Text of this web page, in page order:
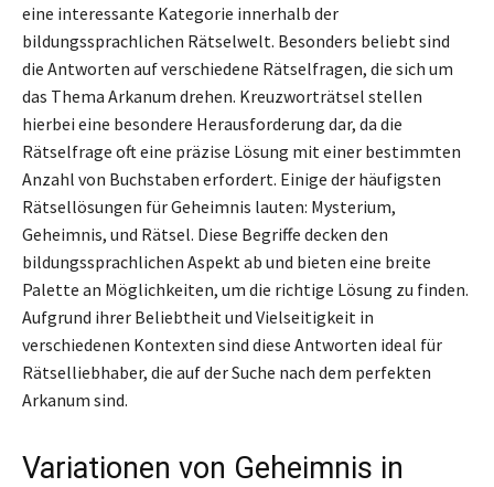
eine interessante Kategorie innerhalb der
bildungssprachlichen Rätselwelt. Besonders beliebt sind
die Antworten auf verschiedene Rätselfragen, die sich um
das Thema Arkanum drehen. Kreuzworträtsel stellen
hierbei eine besondere Herausforderung dar, da die
Rätselfrage oft eine präzise Lösung mit einer bestimmten
Anzahl von Buchstaben erfordert. Einige der häufigsten
Rätsellösungen für Geheimnis lauten: Mysterium,
Geheimnis, und Rätsel. Diese Begriffe decken den
bildungssprachlichen Aspekt ab und bieten eine breite
Palette an Möglichkeiten, um die richtige Lösung zu finden.
Aufgrund ihrer Beliebtheit und Vielseitigkeit in
verschiedenen Kontexten sind diese Antworten ideal für
Rätselliebhaber, die auf der Suche nach dem perfekten
Arkanum sind.
Variationen von Geheimnis in